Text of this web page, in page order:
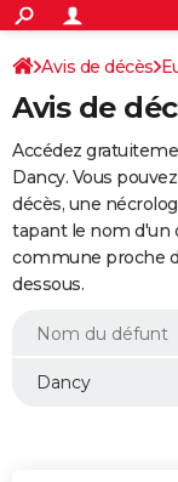
ACTUALITÉS
Politique
Société
Faits Divers
Education
Monde
Villes
+
SPORT
Coupe du monde
Football
Tennis
Cyclisme
Rugby
Forum
Programme TV
TNT
Streaming
Cinéma
Sorties cinéma
Musique
+
FINANCE
Retraite
Epargne
Immobilier
Risques naturels par
Assurance
AUTO
Essais
Réserver un essai
Citadines
Berlines
SUV
Forum auto
+
HIGH-TECH
BRICOLAGE
WEEK-END
Avis de décès
Avis de
Accédez
Dancy. Vous
décès, une
tapant le nom d'un
commune proche
dessous.